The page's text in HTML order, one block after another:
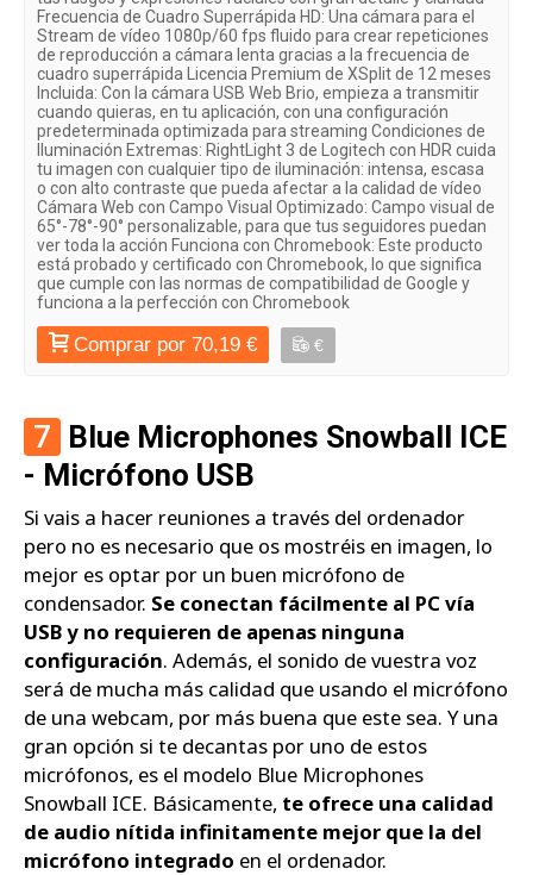
Frecuencia de Cuadro Superrápida HD: Una cámara para el
Stream de vídeo 1080p/60 fps fluido para crear repeticiones
de reproducción a cámara lenta gracias a la frecuencia de
cuadro superrápida Licencia Premium de XSplit de 12 meses
Incluida: Con la cámara USB Web Brio, empieza a transmitir
cuando quieras, en tu aplicación, con una configuración
predeterminada optimizada para streaming Condiciones de
Iluminación Extremas: RightLight 3 de Logitech con HDR cuida
tu imagen con cualquier tipo de iluminación: intensa, escasa
o con alto contraste que pueda afectar a la calidad de vídeo
Cámara Web con Campo Visual Optimizado: Campo visual de
65°-78°-90° personalizable, para que tus seguidores puedan
ver toda la acción Funciona con Chromebook: Este producto
está probado y certificado con Chromebook, lo que significa
que cumple con las normas de compatibilidad de Google y
funciona a la perfección con Chromebook
Comprar por 70,19 € €
7 Blue Microphones Snowball ICE
- Micrófono USB
Si vais a hacer reuniones a través del ordenador
pero no es necesario que os mostréis en imagen, lo
mejor es optar por un buen micrófono de
condensador. Se conectan fácilmente al PC vía
USB y no requieren de apenas ninguna
configuración. Además, el sonido de vuestra voz
será de mucha más calidad que usando el micrófono
de una webcam, por más buena que este sea. Y una
gran opción si te decantas por uno de estos
micrófonos, es el modelo Blue Microphones
Snowball ICE. Básicamente, te ofrece una calidad
de audio nítida infinitamente mejor que la del
micrófono integrado en el ordenador.